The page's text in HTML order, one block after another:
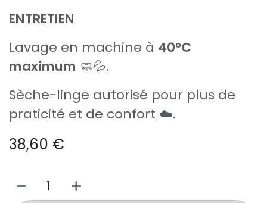
ENTRETIEN
Lavage en machine à 40°C
maximum 🧼💦.
Sèche-linge autorisé pour plus de
praticité et de confort ☁️.
38,60 €